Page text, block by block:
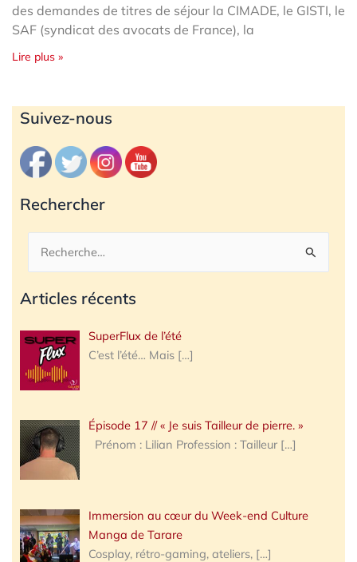
des demandes de titres de séjour la CIMADE, le GISTI, le
SAF (syndicat des avocats de France), la
Lire plus »
Suivez-nous
Rechercher
Rechercher :
Articles récents
SuperFlux de l’été
C’est l’été… Mais […]
Épisode 17 // « Je suis Tailleur de pierre. »
Prénom : Lilian Profession : Tailleur […]
Immersion au cœur du Week-end Culture
Manga de Tarare
Cosplay, rétro-gaming, ateliers, […]
Archives